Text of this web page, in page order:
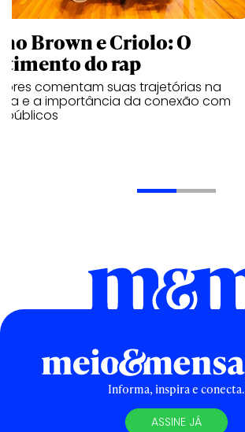
Brown e Criolo: O
do rap
comentam suas trajetórias na
e a importância da conexão com
públicos
Informa, inspira e conecta.
ASSINE JÁ